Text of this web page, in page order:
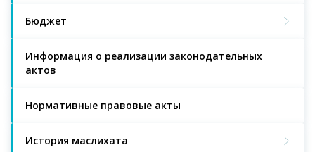
Бюджет
Информация о реализации законодательных
актов
Нормативные правовые акты
История маслихата